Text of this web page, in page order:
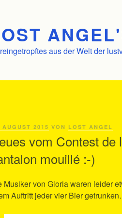
aus der Welt der
AUGUST 2015 VON LOST ANGEL
vom Contest
mouillé :-)
Musiker von Gloria waren leider
Auftritt jeder vier Bier